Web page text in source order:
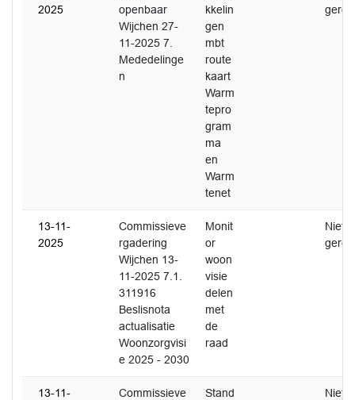
2025
openbaar
Wijchen 27-
11-2025 7.
Mededelinge
n
kkelin
gen
mbt
route
kaart
Warm
tepro
gram
ma
en
Warm
tenet
13-11-
2025
Commissieve
rgadering
Wijchen 13-
11-2025 7.1.
311916
Beslisnota
actualisatie
Woonzorgvisi
e 2025 - 2030
Monit
or
woon
visie
delen
met
de
raad
Niet
13-11-
Commissieve
Stand
Niet